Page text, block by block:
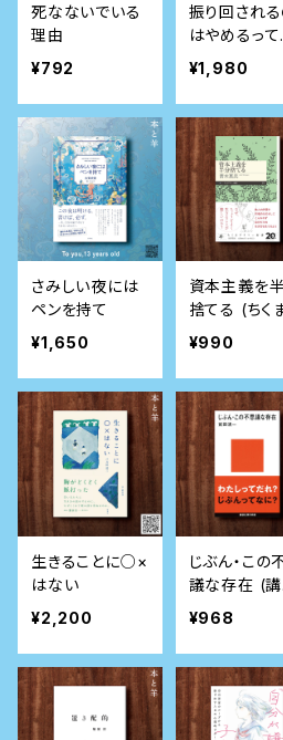
死なないでいる
理由
¥792
振り回され
はやめるって
めた 「わたし
生きるための
他境界
¥1,980
さみしい夜には
ペンを持て
¥1,650
資本主義を
捨てる (ちく
リマー新書)
¥990
生きることに○×
はない
¥2,200
じぶん・この
議な存在 (講
社現代新書)
¥968